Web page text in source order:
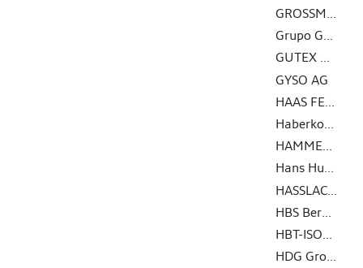
GROSSMANN Bau GmbH & Co. KG
Grupo Gámiz
GUTEX Holzfaserplattenwerk
GYSO AG
HAAS FERTIGBAU GMBH
Haberkorn GmbH
HAMMER Holzbautechnik GmbH
Hans Hundegger AG
HASSLACHER Gruppe
HBS Berga GmbH & Co. KG
HBT-ISOL AG
HDG Group S.r.l.